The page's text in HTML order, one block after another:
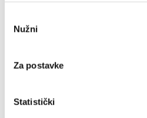
Selection
Nužni
Za postavke
Statistički